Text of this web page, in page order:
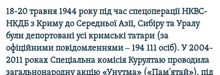
18-20 травня 1944 року під час спецоперації НКВС-
НКДБ з Криму до Середньої Азії, Сибіру та Уралу
були депортовані усі кримські татари (за
офіційними повідомленнями ‒ 194 111 осіб). У 2004-
2011 роках Спеціальна комісія Курултаю проводила
загальнонародну акцію «Унутма» («Пам'ятай»), під